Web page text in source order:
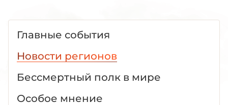
Главные события
Новости регионов
Бессмертный полк в мире
Особое мнение